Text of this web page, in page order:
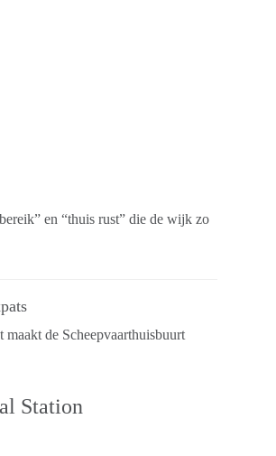
en “thuis rust” die de wijk zo
de Scheepvaarthuisbuurt
Station